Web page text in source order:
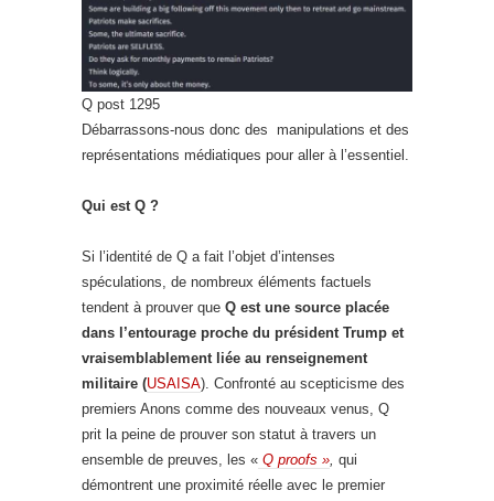
Q post 1295
Débarrassons-nous donc des manipulations et des
représentations médiatiques pour aller à l’essentiel.
Qui est Q ?
Si l’identité de Q a fait l’objet d’intenses
spéculations, de nombreux éléments factuels
tendent à prouver que Q est une source placée
dans l’entourage proche du président Trump et
vraisemblablement liée au renseignement
militaire (USAISA). Confronté au scepticisme des
premiers Anons comme des nouveaux venus, Q
prit la peine de prouver son statut à travers un
ensemble de preuves, les « Q proofs », qui
démontrent une proximité réelle avec le premier